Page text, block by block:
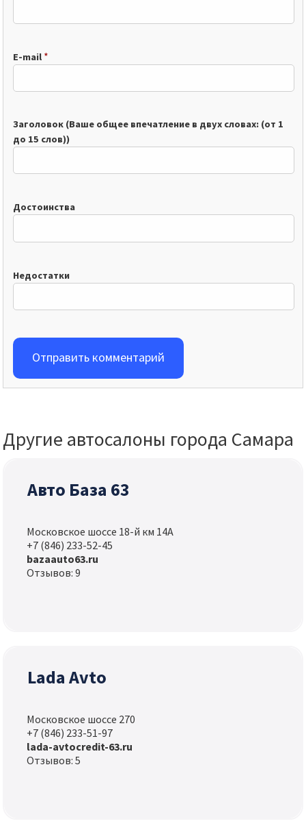
E-mail *
Заголовок (Ваше общее впечатление в двух словах: (от 1
до 15 слов))
Достоинства
Недостатки
Отправить комментарий
Другие автосалоны города Самара
Авто База 63
Московское шоссе 18-й км 14А
+7 (846) 233-52-45
bazaauto63.ru
Отзывов: 9
Lada Avto
Московское шоссе 270
+7 (846) 233-51-97
lada-avtocredit-63.ru
Отзывов: 5